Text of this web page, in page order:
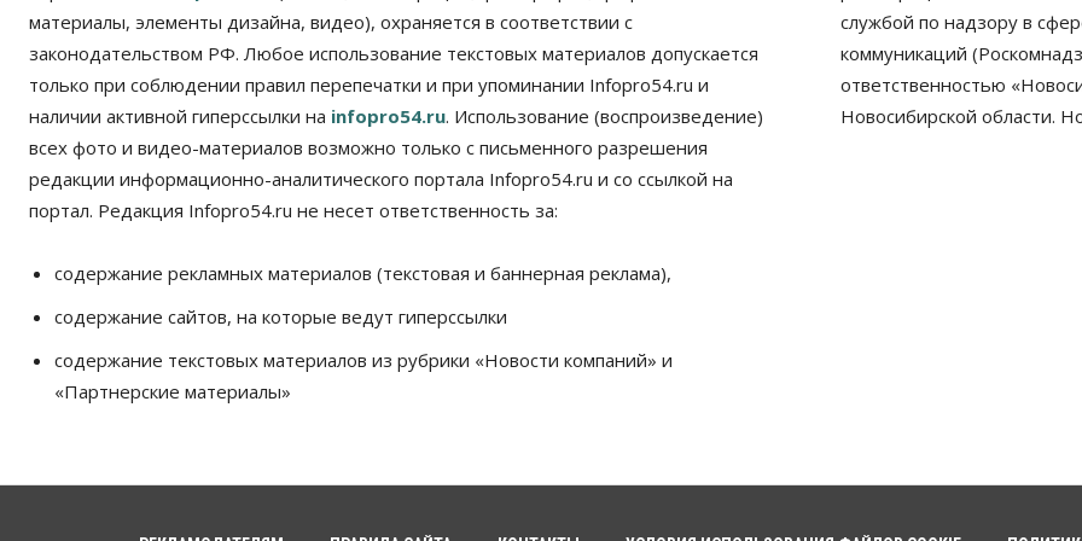
материалы, элементы дизайна, видео), охраняется в соответствии с
законодательством РФ. Любое использование текстовых материалов допускается
только при соблюдении правил перепечатки и при упоминании Infopro54.ru и
наличии активной гиперссылки на infopro54.ru. Использование (воспроизведение)
всех фото и видео-материалов возможно только с письменного разрешения
редакции информационно-аналитического портала Infopro54.ru и со ссылкой на
портал. Редакция Infopro54.ru не несет ответственность за:
содержание рекламных материалов (текстовая и баннерная реклама),
содержание сайтов, на которые ведут гиперссылки
содержание текстовых материалов из рубрики «Новости компаний» и
«Партнерские материалы»
службой по надзору в
коммуникаций
ответственностью
Новосибирской области.